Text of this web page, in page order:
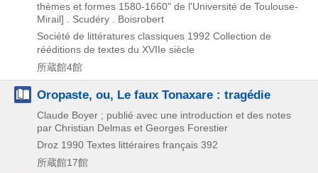
thèmes et formes 1580-1660" de l'Université de Toulouse-
Mirail] . Scudéry . Boisrobert
Société de littératures classiques 1992 Collection de
rééditions de textes du XVIIe siècle
所蔵館4館
Oropaste, ou, Le faux Tonaxare : tragédie
Claude Boyer ; publié avec une introduction et des notes
par Christian Delmas et Georges Forestier
Droz 1990 Textes littéraires français 392
所蔵館17館